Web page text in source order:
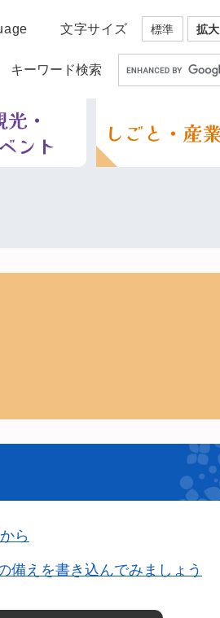
文字サイズ 標準 拡大
キーワード検索
ら
備えを書き込んでみましょう